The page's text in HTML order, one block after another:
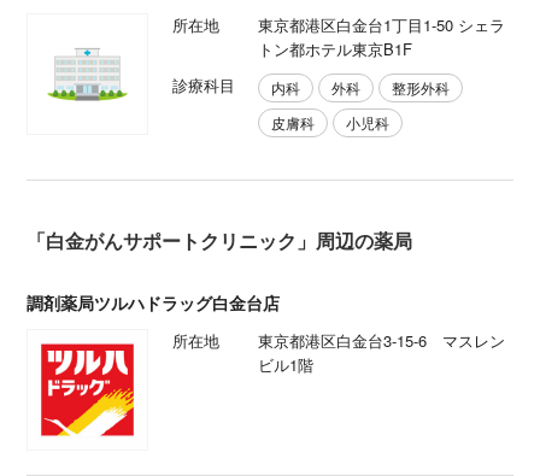
所在地
東京都港区白金台1丁目1-50 シェラ
トン都ホテル東京B1F
診療科目
内科 外科
整形外科
皮膚科
小児科
「白金がんサポートクリニック」周辺の薬局
調剤薬局ツルハドラッグ白金台店
所在地
東京都港区白金台3-15-6 マスレン
ビル1階